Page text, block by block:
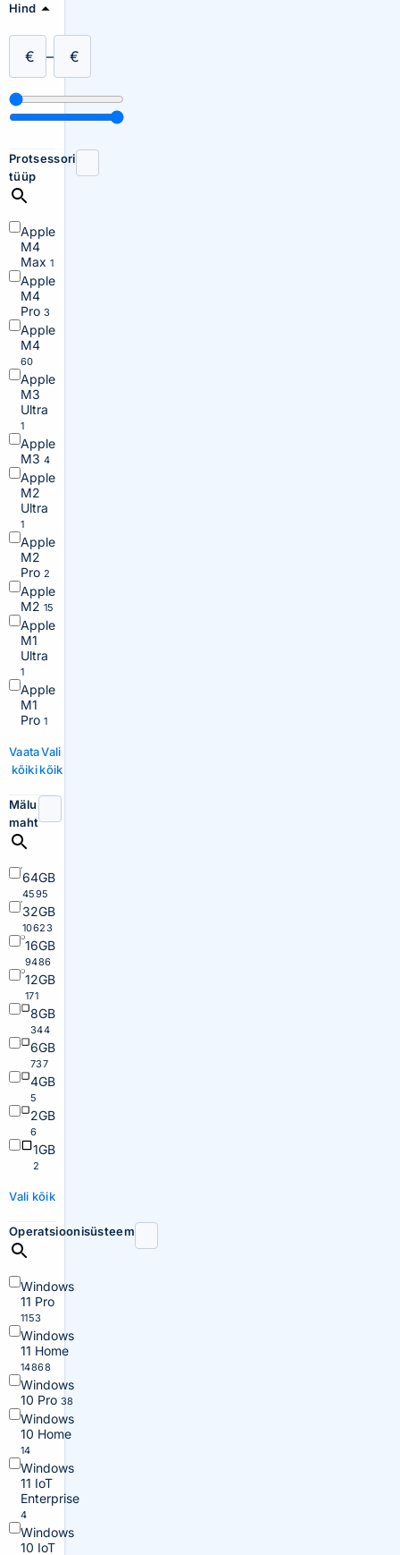
Hind
€ – €
Protsessori
tüüp
Apple
M4
Max 1
Apple
M4
Pro 3
Apple
M4
60
Apple
M3
Ultra
1
Apple
M3 4
Apple
M2
Ultra
1
Apple
M2
Pro 2
Apple
M2 15
Apple
M1
Ultra
1
Apple
M1
Pro 1
Vaata
kõiki
Vali
kõik
Mälu
maht
64GB
4595
32GB
10623
16GB
9486
12GB
171
8GB
344
6GB
737
4GB
5
2GB
6
1GB
2
Vali kõik
Operatsioonisüsteem
Windows
11 Pro
1153
Windows
11 Home
14868
Windows
10 Pro 38
Windows
10 Home
14
Windows
11 IoT
Enterprise
4
Windows
10 IoT